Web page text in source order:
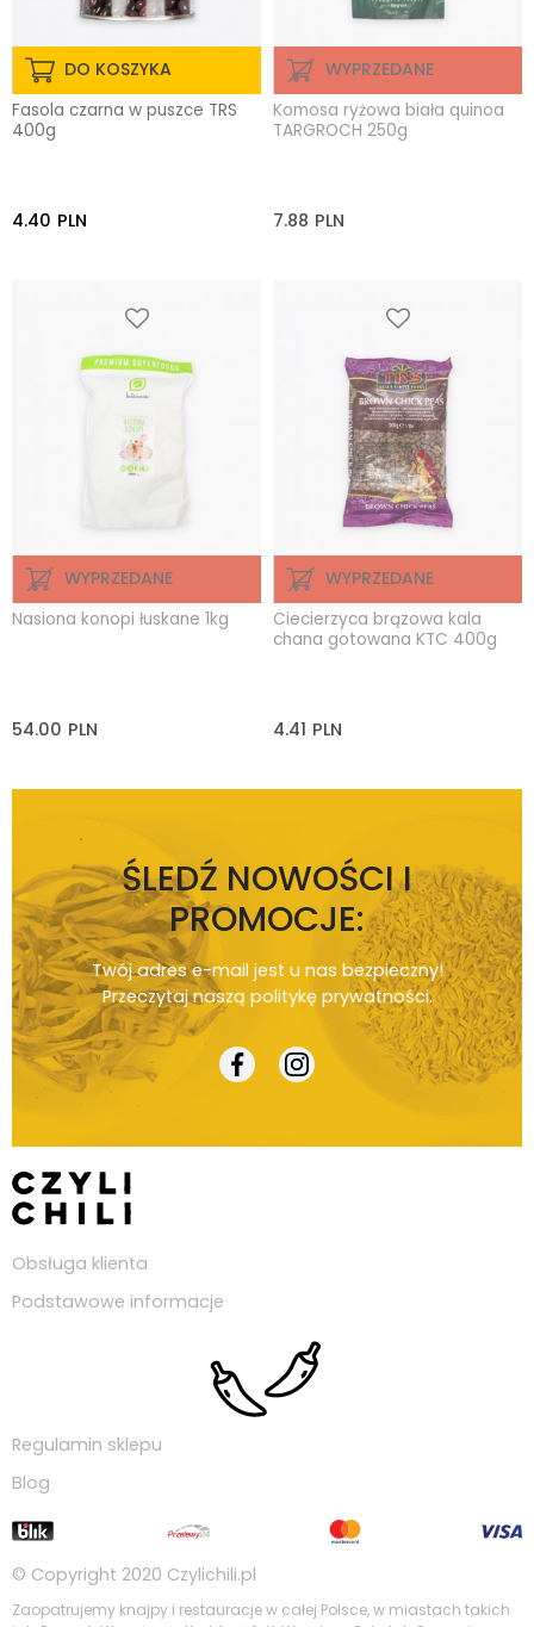
DO KOSZYKA
Fasola czarna w puszce TRS
400g
4.40 PLN
WYPRZEDANE
Komosa ryżowa biała quinoa
TARGROCH 250g
7.88 PLN
WYPRZEDANE
Nasiona konopi łuskane 1kg
54.00 PLN
WYPRZEDANE
Ciecierzyca brązowa kala
chana gotowana KTC 400g
4.41 PLN
ŚLEDŹ NOWOŚCI I
PROMOCJE:
Twój adres e-mail jest u nas bezpieczny!
Przeczytaj naszą politykę prywatności.
Obsługa klienta
Podstawowe informacje
Regulamin sklepu
Blog
© Copyright 2020 Czylichili.pl
Zaopatrujemy knajpy i restauracje w całej Polsce, w miastach takich